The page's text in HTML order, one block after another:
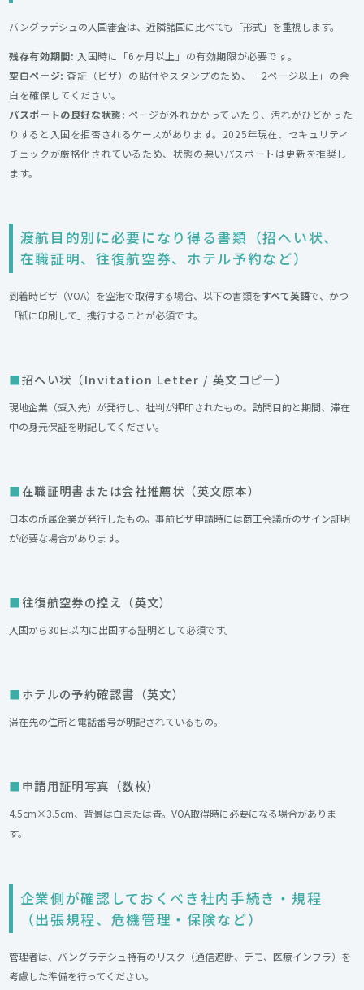
バングラデシュの入国審査は、近隣諸国に比べても「形式」を重視します。
残存有効期間: 入国時に「6ヶ月以上」の有効期限が必要です。
空白ページ: 査証（ビザ）の貼付やスタンプのため、「2ページ以上」の余
白を確保してください。
パスポートの良好な状態: ページが外れかかっていたり、汚れがひどかった
りすると入国を拒否されるケースがあります。2025年現在、セキュリティ
チェックが厳格化されているため、状態の悪いパスポートは更新を推奨し
ます。
渡航目的別に必要になり得る書類（招へい状、
在職証明、往復航空券、ホテル予約など）
到着時ビザ（VOA）を空港で取得する場合、以下の書類をすべて英語で、かつ
「紙に印刷して」携行することが必須です。
招へい状（Invitation Letter / 英文コピー）
現地企業（受入先）が発行し、社判が押印されたもの。訪問目的と期間、滞在
中の身元保証を明記してください。
在職証明書または会社推薦状（英文原本）
日本の所属企業が発行したもの。事前ビザ申請時には商工会議所のサイン証明
が必要な場合があります。
往復航空券の控え（英文）
入国から30日以内に出国する証明として必須です。
ホテルの予約確認書（英文）
滞在先の住所と電話番号が明記されているもの。
申請用証明写真（数枚）
4.5cm×3.5cm、背景は白または青。VOA取得時に必要になる場合がありま
す。
企業側が確認しておくべき社内手続き・規程
（出張規程、危機管理・保険など）
管理者は、バングラデシュ特有のリスク（通信遮断、デモ、医療インフラ）を
考慮した準備を行ってください。